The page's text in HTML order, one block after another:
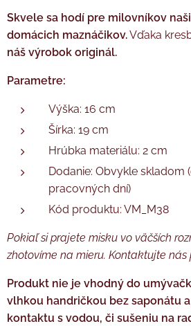
Skvele sa hodí pre milovníkov
domácich maznáčikov.Vďaka
náš výrobok originál.
Parametre:
Výška: 16 cm
Šírka: 19 cm
Hrúbka materiálu: 2 cm
Dodanie: Obvykle skladom
pracovných dní)
Kód produktu: VM_M38
Pokiaľ si prajete misku vo väčších
zhotovíme na mieru. Kontaktujte nás
Produkt nie je vhodný do
vlhkou handričkou bez saponátu
kontaktu s vodou, či sušeniu na